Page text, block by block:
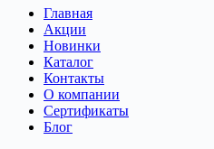
Главная
Акции
Новинки
Каталог
Контакты
О компании
Сертификаты
Блог